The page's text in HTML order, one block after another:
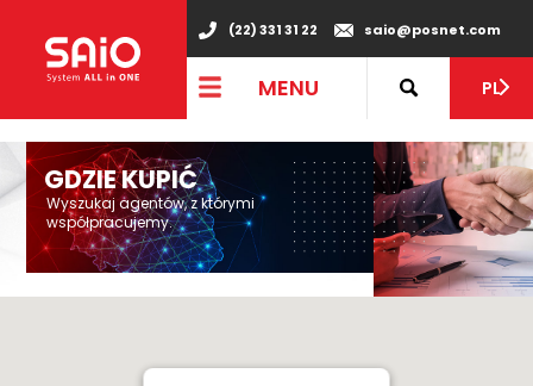
(22) 331 31 22 saio@posnet.com
MENU PL
GDZIE KUPIĆ
Wyszukaj agentów, z którymi
współpracujemy.